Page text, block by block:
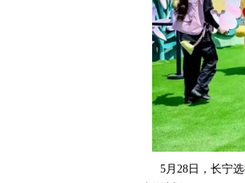
5月28日，长宁